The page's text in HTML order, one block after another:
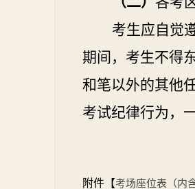
考生应自觉
期间，考生不得
和笔以外的其他
考试纪律行为，
附件【考场座位表（内